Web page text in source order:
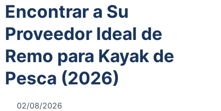
Encontrar a Su
Proveedor Ideal de
Remo para Kayak de
Pesca (2026)
02/08/2026